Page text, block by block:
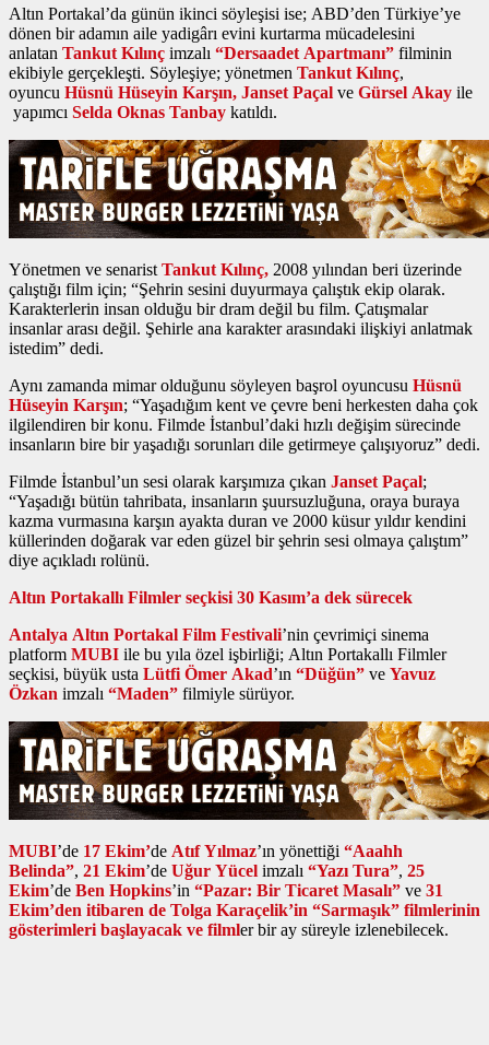
Altın Portakal’da günün ikinci söyleşisi ise; ABD’den Türkiye’ye
dönen bir adamın aile yadigârı evini kurtarma mücadelesini
anlatan Tankut Kılınç imzalı “Dersaadet Apartmanı” filminin
ekibiyle gerçekleşti. Söyleşiye; yönetmen Tankut Kılınç,
oyuncu Hüsnü Hüseyin Karşın, Janset Paçal ve Gürsel Akay ile
yapımcı Selda Oknas Tanbay katıldı.
Yönetmen ve senarist Tankut Kılınç, 2008 yılından beri üzerinde
çalıştığı film için; “Şehrin sesini duyurmaya çalıştık ekip olarak.
Karakterlerin insan olduğu bir dram değil bu film. Çatışmalar
insanlar arası değil. Şehirle ana karakter arasındaki ilişkiyi anlatmak
istedim” dedi.
Aynı zamanda mimar olduğunu söyleyen başrol oyuncusu Hüsnü
Hüseyin Karşın; “Yaşadığım kent ve çevre beni herkesten daha çok
ilgilendiren bir konu. Filmde İstanbul’daki hızlı değişim sürecinde
insanların bire bir yaşadığı sorunları dile getirmeye çalışıyoruz” dedi.
Filmde İstanbul’un sesi olarak karşımıza çıkan Janset Paçal;
“Yaşadığı bütün tahribata, insanların şuursuzluğuna, oraya buraya
kazma vurmasına karşın ayakta duran ve 2000 küsur yıldır kendini
küllerinden doğarak var eden güzel bir şehrin sesi olmaya çalıştım”
diye açıkladı rolünü.
Altın Portakallı Filmler seçkisi 30 Kasım’a dek sürecek
Antalya Altın Portakal Film Festivali’nin çevrimiçi sinema
platform MUBI ile bu yıla özel işbirliği; Altın Portakallı Filmler
seçkisi, büyük usta Lütfi Ömer Akad’ın “Düğün” ve Yavuz
Özkan imzalı “Maden” filmiyle sürüyor.
MUBI’de 17 Ekim’de Atıf Yılmaz’ın yönettiği “Aaahh
Belinda”, 21 Ekim’de Uğur Yücel imzalı “Yazı Tura”, 25
Ekim’de Ben Hopkins’in “Pazar: Bir Ticaret Masalı” ve 31
Ekim’den itibaren de Tolga Karaçelik’in “Sarmaşık” filmlerinin
gösterimleri başlayacak ve filmler bir ay süreyle izlenebilecek.